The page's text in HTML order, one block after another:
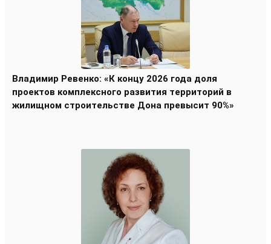
Владимир Ревенко: «К концу 2026 года доля
проектов комплексного развития территорий в
жилищном строительстве Дона превысит 90%»